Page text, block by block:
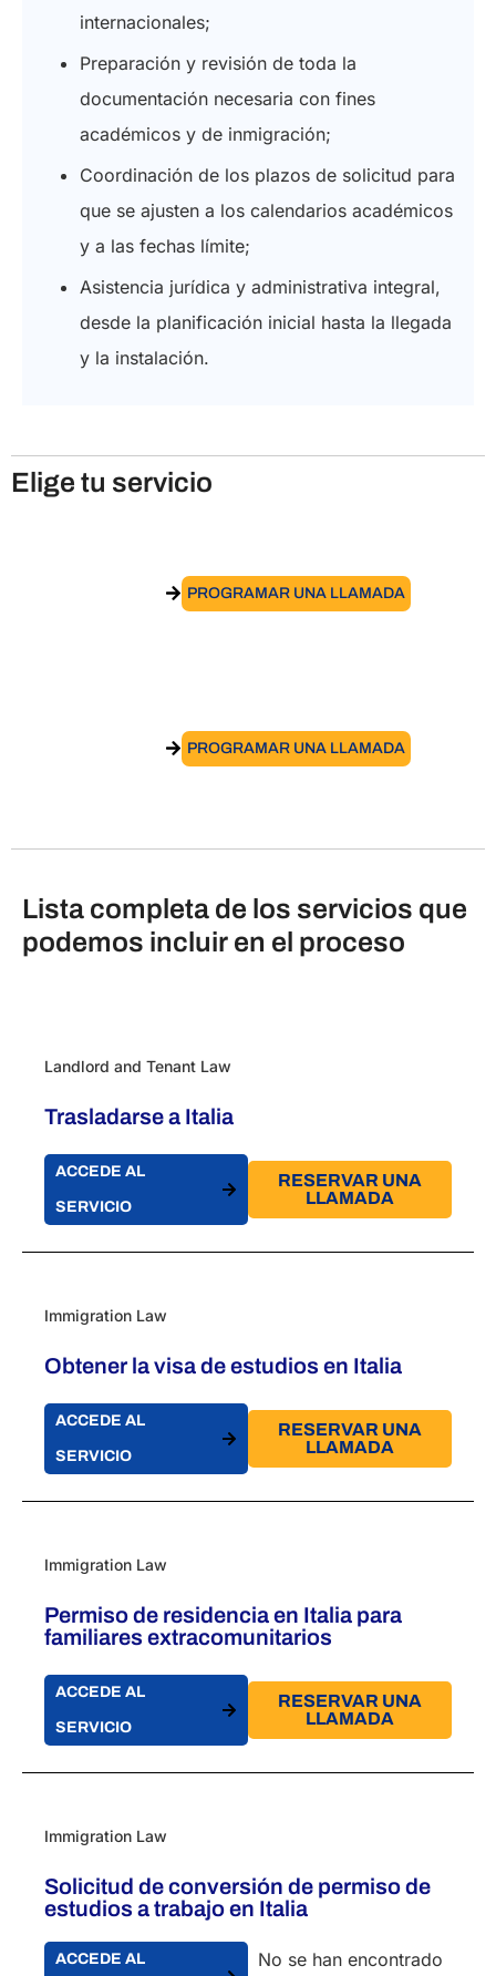
internacionales;
Preparación y revisión de toda la
documentación necesaria con fines
académicos y de inmigración;
Coordinación de los plazos de solicitud para
que se ajusten a los calendarios académicos
y a las fechas límite;
Asistencia jurídica y administrativa integral,
desde la planificación inicial hasta la llegada
y la instalación.
Elige tu servicio
PROGRAMAR UNA LLAMADA
PROGRAMAR UNA LLAMADA
Lista completa de los servicios que
podemos incluir en el proceso
Landlord and Tenant Law
Trasladarse a Italia
ACCEDE AL
SERVICIO
RESERVAR UNA
LLAMADA
Immigration Law
Obtener la visa de estudios en Italia
ACCEDE AL
SERVICIO
RESERVAR UNA
LLAMADA
Immigration Law
Permiso de residencia en Italia para
familiares extracomunitarios
ACCEDE AL
SERVICIO
RESERVAR UNA
LLAMADA
Immigration Law
Solicitud de conversión de permiso de
estudios a trabajo en Italia
ACCEDE AL No se han encontrado